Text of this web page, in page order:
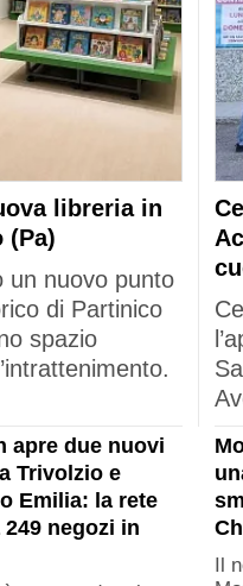
libreria in
(Pa)
un nuovo punto
di Partinico
spazio
apre due nuovi
Trivolzio e
Emilia: la rete
249 negozi in
Il